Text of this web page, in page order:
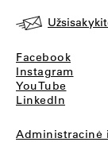
Facebook
Instagram
YouTube
LinkedIn
Administracinė